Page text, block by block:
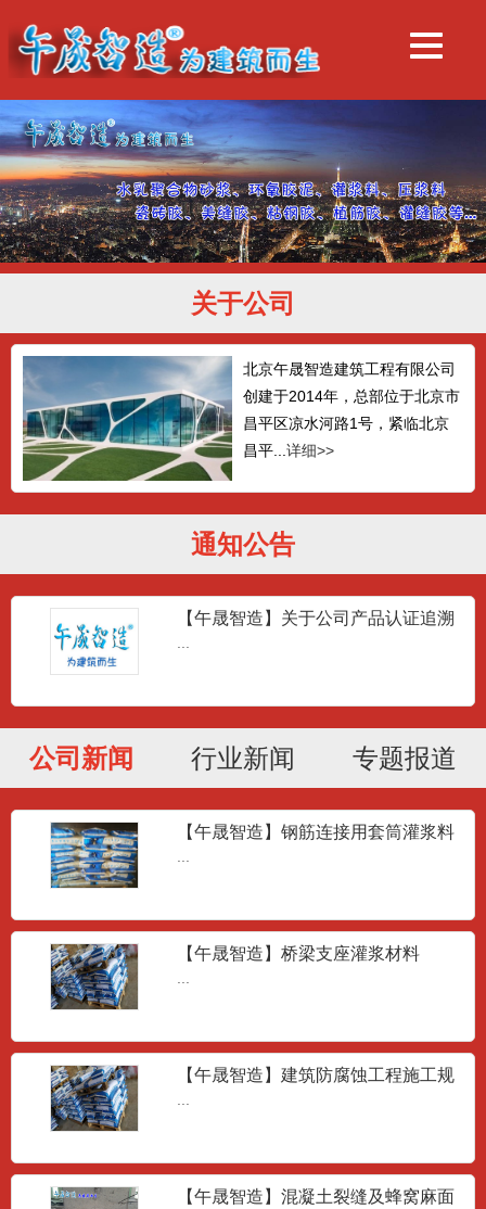
关于公司
北京午晟智造建筑工程有限公司
创建于2014年，总部位于北京市
昌平区凉水河路1号，紧临北京
昌平... 详细>>
通知公告
【午晟智造】关于公司产品认证追溯
...
公司新闻 行业新闻 专题报道
【午晟智造】钢筋连接用套筒灌浆料
...
【午晟智造】桥梁支座灌浆材料
...
【午晟智造】建筑防腐蚀工程施工规
...
【午晟智造】混凝土裂缝及蜂窝麻面